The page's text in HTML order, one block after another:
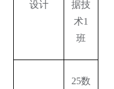
设计
据技
术1
班
25数